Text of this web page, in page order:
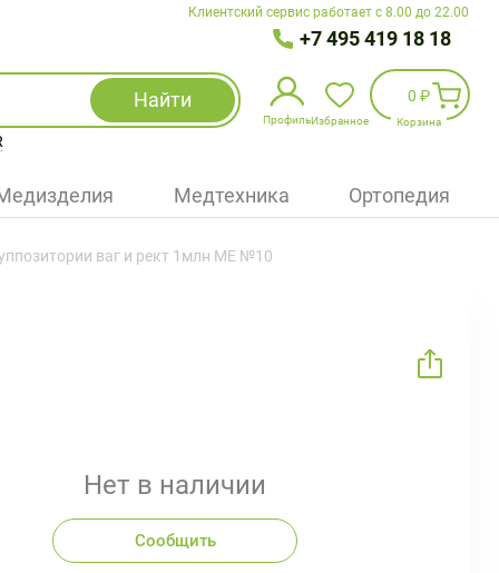
Клиентский сервис работает с 8.00 до 22.00
+7 495 419 18 18
Найти
Профиль
Избранное
Войти
Избранное
0 ₽
Корзина
Медтехника Ортопедия
ваг и рект 1млн МЕ №10
Нет в наличии
Сообщить